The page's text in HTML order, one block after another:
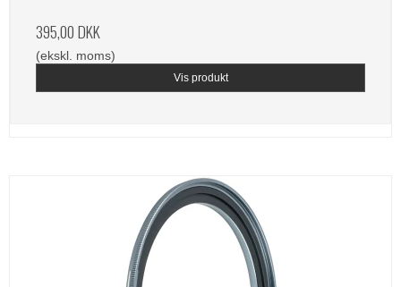
395,00 DKK
(ekskl. moms)
Vis produkt